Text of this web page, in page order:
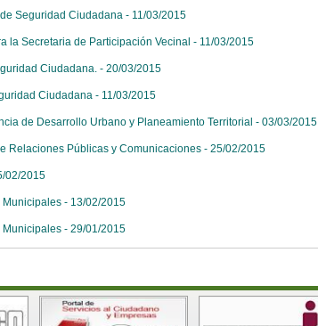
Seguridad Ciudadana - 11/03/2015
la Secretaria de Participación Vecinal - 11/03/2015
Ciudadana. - 20/03/2015
Ciudadana - 11/03/2015
de Desarrollo Urbano y Planeamiento Territorial - 03/03/2015
Relaciones Públicas y Comunicaciones - 25/02/2015
02/2015
- 13/02/2015
- 29/01/2015